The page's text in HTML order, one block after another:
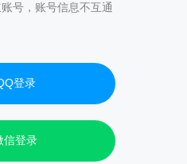
号，账号信息不互通
登录
信登录